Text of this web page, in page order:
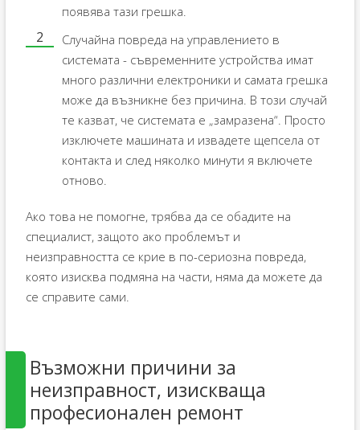
появява тази грешка.
Случайна повреда на управлението в
системата - съвременните устройства имат
много различни електроники и самата грешка
може да възникне без причина. В този случай
те казват, че системата е „замразена“. Просто
изключете машината и извадете щепсела от
контакта и след няколко минути я включете
отново.
Ако това не помогне, трябва да се обадите на
специалист, защото ако проблемът и
неизправността се крие в по-сериозна повреда,
която изисква подмяна на части, няма да можете да
се справите сами.
Възможни причини за
неизправност, изискваща
професионален ремонт